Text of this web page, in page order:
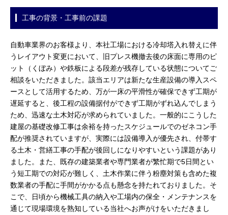
工事の背景・工事前の課題
自動車業界のお客様より、本社工場における冷却塔入れ替えに伴
うレイアウト変更において、旧プレス機撤去後の床面に専用のピ
ット（くぼみ）や鉄板による段差が残存している状態についてご
相談をいただきました。該当エリアは新たな生産設備の導入スペ
ースとして活用するため、万が一床の平滑性が確保できず工期が
遅延すると、後工程の設備据付ができず工期がずれ込んでしまう
ため、迅速な土木対応が求められていました。一般的にこうした
建屋の基礎改修工事は余裕を持ったスケジュールでのゼネコン手
配が推奨されていますが、実際には設備導入が優先され、付帯す
る土木・営繕工事の手配が後回しになりやすいという課題があり
ました。また、既存の建築業者や専門業者が繁忙期で5日間とい
う短工期での対応が難しく、土木作業に伴う粉塵対策も含めた複
数業者の手配に手間がかかる点も懸念を持たれておりました。そ
こで、日頃から機械工具の納入や工場内の保全・メンテナンスを
通じて現場環境を熟知している当社へお声がけをいただきまし